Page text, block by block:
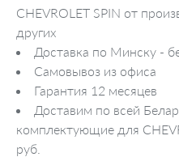
CHEVROLET SPIN от
других
Доставка по Минску -
Самовывоз из офиса
Гарантия 12 месяцев
Доставим по всей
комплектующие для
руб.